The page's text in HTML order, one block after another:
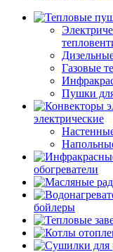
Газовые
Пушки
электрические
обогреватели
бойлеры